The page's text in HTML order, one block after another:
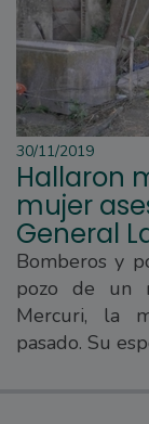
30/11/2019
Hallaron
mujer
General
Bomberos y
pozo de un
Mercuri, la
pasado. Su